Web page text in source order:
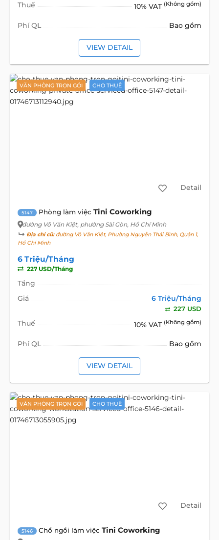
Thuế 10% VAT (Không gồm)
Phí QL Bao gồm
VIEW DETAIL
VĂN PHÒNG TRỌN GÓI CHO THUÊ
Detail
5147 Phòng làm việc Tini Coworking
đường Võ Văn Kiệt, phường Sài Gòn, Hồ Chí Minh
Địa chỉ cũ:đường Võ Văn Kiệt, Phường Nguyễn Thái Bình, Quận 1,
Hồ Chí Minh
6 Triệu/Tháng
227 USD/Tháng
Tầng
Giá
6 Triệu/Tháng
227 USD
Thuế 10% VAT (Không gồm)
Phí QL Bao gồm
VIEW DETAIL
VĂN PHÒNG TRỌN GÓI CHO THUÊ
Detail
5146 Chổ ngồi làm việc Tini Coworking